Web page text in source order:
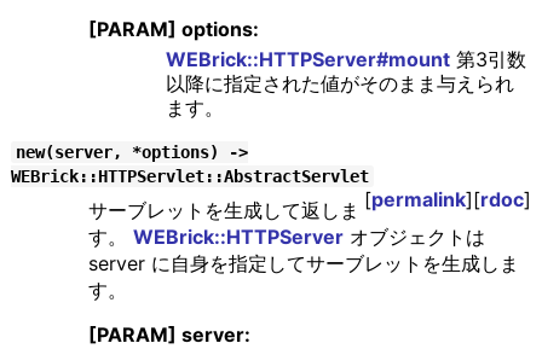
[PARAM] options:
WEBrick::HTTPServer#mount第3引数
以降に指定された値がそのまま与えられ
ます。
new(server, *options) ->
WEBrick::HTTPServlet::AbstractServlet
[permalink][rdoc]
サーブレットを生成して返しま
す。 WEBrick::HTTPServerオブジェクトは
server に自身を指定してサーブレットを生成しま
す。
[PARAM] server: